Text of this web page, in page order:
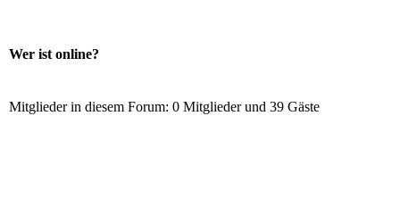
Wer ist online?
Mitglieder in diesem Forum: 0 Mitglieder und 39 Gäste